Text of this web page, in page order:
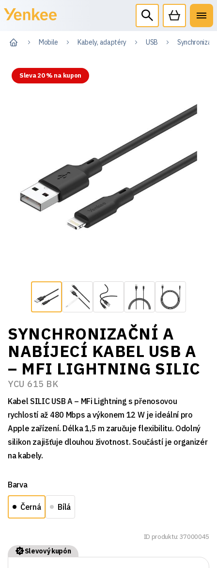
Mobile Kabely, adaptéry USB
Sleva 20 % na kupon
SYNCHRONIZAČNÍ A
NABÍJECÍ KABEL USB A
– MFI LIGHTNING SILIC
YCU 615 BK
Kabel SILIC USB A – MFi Lightning s přenosovou
rychlostí až 480 Mbps a výkonem 12 W je ideální pro
Apple zařízení. Délka 1,5 m zaručuje flexibilitu. Odolný
silikon zajišťuje dlouhou životnost. Součástí je organizér
na kabely.
Barva
Černá Bílá
ID produktu: 37000045
Slevový kupón